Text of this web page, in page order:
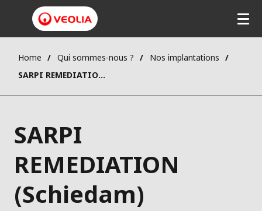
Home Qui sommes-nous ?
Nos implantations
SARPI REMEDIATION (Schiedam)
SARPI
REMEDIATION
(Schiedam)